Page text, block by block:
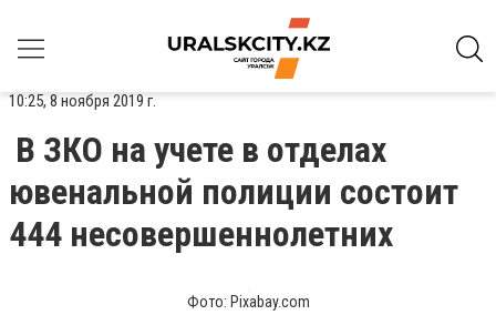
10:25, 8 ноября 2019 г.
В ЗКО на учете в отделах
ювенальной полиции состоит
444 несовершеннолетних
Фото: Pixabay.com